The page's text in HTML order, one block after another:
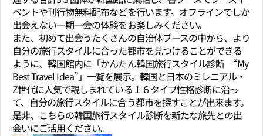
ベントや刊行物無料配布などを行います。オフラインでしか
出会えない一期一会の体験をお楽しみください。
また、初めて出会うたくさんの自治体ブースの中から、より
自分の旅行スタイルに合った都市を見つけることができる
ように、韓国館内に「かんたん韓国旅行スタイル診断 “My
Best Travel Idea”」一覧を展示。韓国と日本のミレニアル・
Z世代に人気で親しまれている１６タイプ性格診断に沿っ
て、自分の旅行スタイルに合う都市を探すことが出来ます。
是非、こちらの韓国旅行スタイル診断を新たな旅先との出
会いにご活用ください。